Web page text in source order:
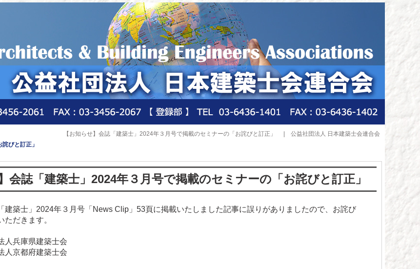
【お知らせ】会誌「建築士」2024年３月号で掲載のセミナーの「お詫びと訂正」 | 公益社団法人 日本建築士会連合会
びと訂正」
会誌「建築士」2024年３月号で掲載のセミナーの「お詫びと訂正」
建築士」2024年３月号「News Clip」53頁に掲載いたしました記事に誤りがありましたので、お詫び
ただきます。
人兵庫県建築士会
人京都府建築士会